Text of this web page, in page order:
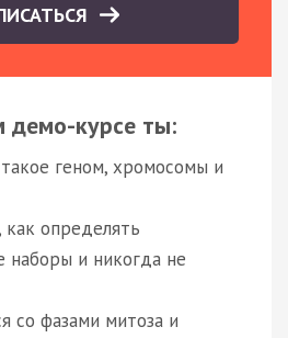
демо-курсе ты:
геном, хромосомы и
как определять
наборы и никогда не
со фазами митоза и